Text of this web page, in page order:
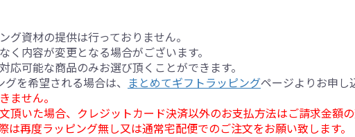
グ資材の提供は行っておりません。
く内容が変更となる場合がございます。
応可能な商品のみお選び頂くことができます。
を希望される場合は、 まとめてギフトラッピングページよりお申し
ません。
頂いた場合、クレジットカード決済以外のお支払方法はご請求金額
は再度ラッピング無し又は通常宅配便でのご注文をお願い致します。